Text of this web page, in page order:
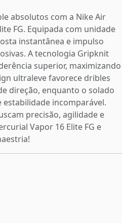
absolutos com a Nike Air
FG. Equipada com unidade
instantânea e impulso
A tecnologia Gripknit
superior, maximizando
ultraleve favorece dribles
direção, enquanto o solado
estabilidade incomparável.
precisão, agilidade e
Vapor 16 Elite FG e